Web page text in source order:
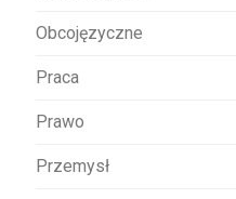
Obcojęzyczne
Praca
Prawo
Przemysł